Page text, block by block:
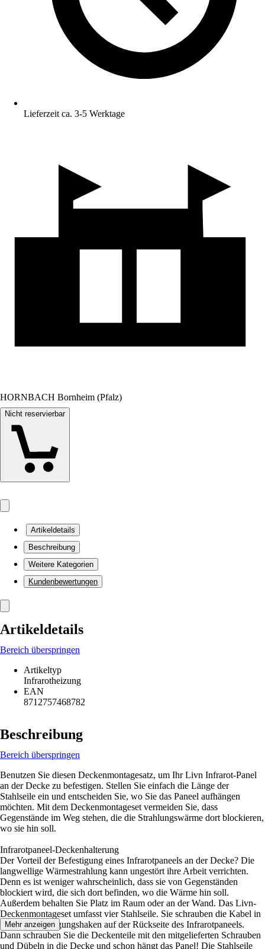
Lieferzeit ca. 3-5 Werktage
HORNBACH Bornheim (Pfalz)
Nicht reservierbar
Artikeldetails
Beschreibung
Weitere Kategorien
Kundenbewertungen
Artikeldetails
Bereich überspringen
Artikeltyp
Infrarotheizung
EAN
8712757468782
Beschreibung
Bereich überspringen
Benutzen Sie diesen Deckenmontagesatz, um Ihr Livn Infrarot-Panel
an der Decke zu befestigen. Stellen Sie einfach die Länge der
Stahlseile ein und entscheiden Sie, wo Sie das Paneel aufhängen
möchten. Mit dem Deckenmontageset vermeiden Sie, dass
Gegenstände im Weg stehen, die die Strahlungswärme dort blockieren,
wo sie hin soll.
Infrarotpaneel-Deckenhalterung
Der Vorteil der Befestigung eines Infrarotpaneels an der Decke? Die
langwellige Wärmestrahlung kann ungestört ihre Arbeit verrichten.
Denn es ist weniger wahrscheinlich, dass sie von Gegenständen
blockiert wird, die sich dort befinden, wo die Wärme hin soll.
Außerdem behalten Sie Platz im Raum oder an der Wand. Das Livn-
Deckenmontageset umfasst vier Stahlseile. Sie schrauben die Kabel in
vier der Befestigungshaken auf der Rückseite des Infrarotpaneels.
Dann schrauben Sie die Deckenteile mit den mitgelieferten Schrauben
und Dübeln in die Decke und schon hängt das Panel! Die Stahlseile
Mehr anzeigen